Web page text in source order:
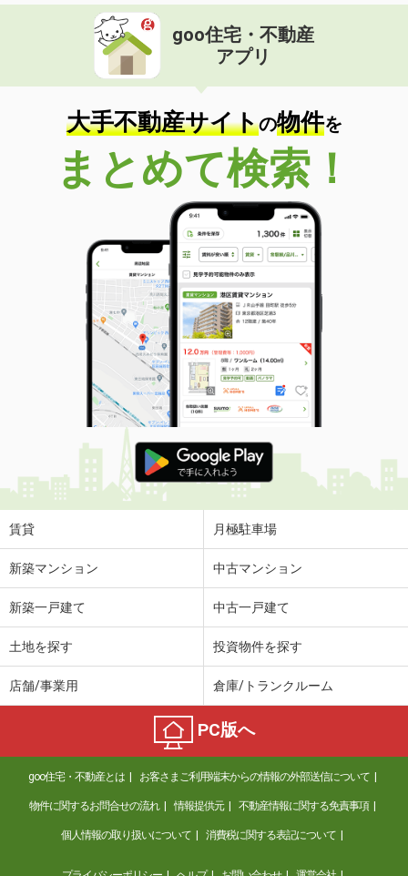
岩手県一関市山目字泥田
価 格
住 所
岩手県一関市山目字泥田
専有面積 50.53m²
間取り
1LDK
岩手県一関市山目字泥田
価 格
5.40万円
岩手県一関市山目字泥田
51.12m²
間取り
1LDK
岩手県北上市村崎野１５地割
価 格
5.90万円
住 所
岩手県北上市村崎野１５地割
専有面積 40.75m²
間取り
1LDK
岩手県紫波郡紫波町日詰西５
価 格
4.90万円
住 所
岩手県紫波郡紫波町日詰西５
専有面積
岩手県紫波郡矢巾町大字藤沢第４地割
5.30万円
岩手県北上市新穀町２丁目
6.20万円
住 所
岩手県北上市新穀町２丁目
専有面積 48m²
間取り
1LDK
岩手県北上市さくら通り５丁目
goo住宅・不動産
アプリ
大手不動産サイトの物件を
まとめて検索！
賃貸 月極駐車場
新築マンション 中古マンション
新築一戸建て 中古一戸建て
土地を探す 投資物件を探す
店舗/事業用 倉庫/トランクルーム
PC版へ
goo住宅・不動産とは お客さまご利用端末からの情報の外部送信について
物件に関するお問合せの流れ 情報提供元 不動産情報に関する免責事項
個人情報の取り扱いについて 消費税に関する表記について